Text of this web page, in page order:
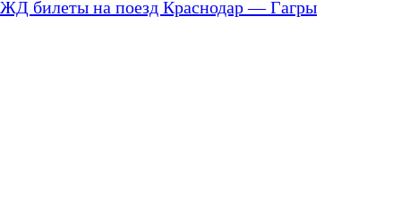
ЖД билеты на поезд Краснодар — Гагры